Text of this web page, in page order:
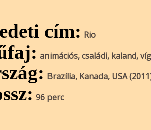
cím: Rio
animációs, családi, kaland,
Brazília, Kanada, USA
96 perc